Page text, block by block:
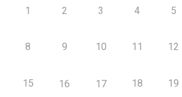
1 2 3 4 5
8 9 10 11 12
15 16 17 18 19